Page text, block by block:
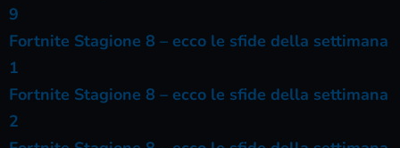
9
Fortnite Stagione 8 – ecco le sfide della settimana
1
Fortnite Stagione 8 – ecco le sfide della settimana
2